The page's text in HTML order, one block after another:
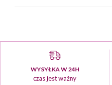
WYSYŁKA W 24H
czas jest ważny